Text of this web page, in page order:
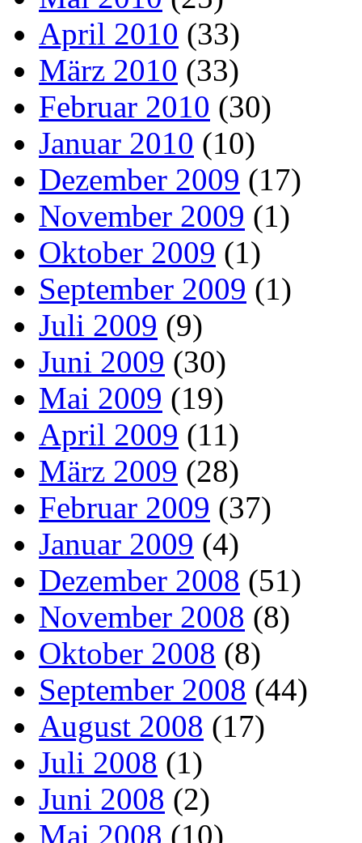
April 2010 (33)
März 2010 (33)
Februar 2010 (30)
Januar 2010 (10)
Dezember 2009 (17)
November 2009 (1)
Oktober 2009 (1)
September 2009 (1)
Juli 2009 (9)
Juni 2009 (30)
Mai 2009 (19)
April 2009 (11)
März 2009 (28)
Februar 2009 (37)
Januar 2009 (4)
Dezember 2008 (51)
November 2008 (8)
Oktober 2008 (8)
September 2008 (44)
August 2008 (17)
Juli 2008 (1)
Juni 2008 (2)
Mai 2008 (10)